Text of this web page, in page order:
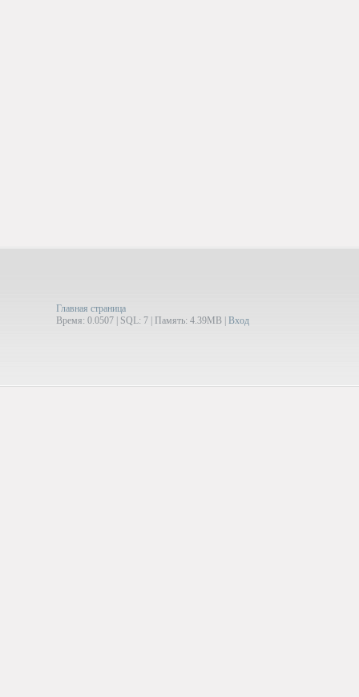
Главная страница
Время: 0.0507 | SQL: 7 | Память: 4.39MB Вход